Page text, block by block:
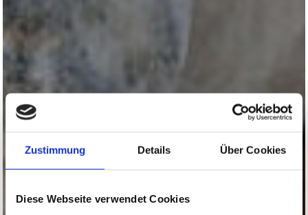
Zustimmung Details Über Cookies
Diese Webseite verwendet Cookies